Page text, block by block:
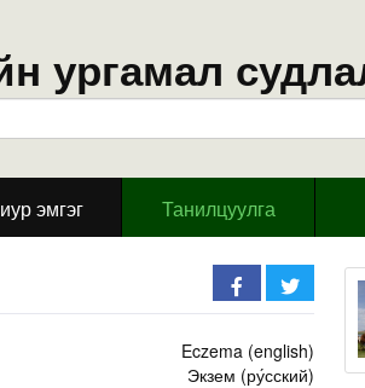
ургамал
эмгэг Танилцуулга
Eczema (english)
Экзем (ру́сский)